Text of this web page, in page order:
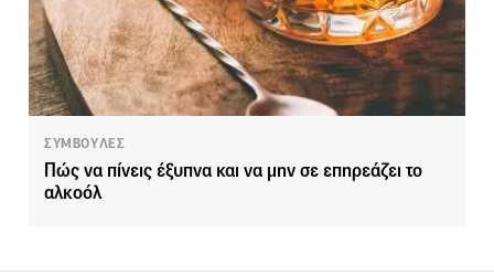
ΣΥΜΒΟΥΛΕΣ
Πώς να πίνεις έξυπνα και να μην σε επηρεάζει το
αλκοόλ